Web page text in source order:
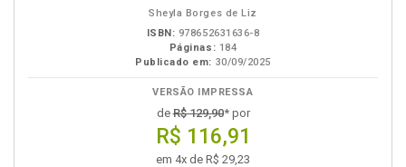
Sheyla Borges de Liz
ISBN: 978652631636-8
Páginas: 184
Publicado em: 30/09/2025
VERSÃO IMPRESSA
deR$ 129,90* por
R$ 116,91
em 4x de R$ 29,23